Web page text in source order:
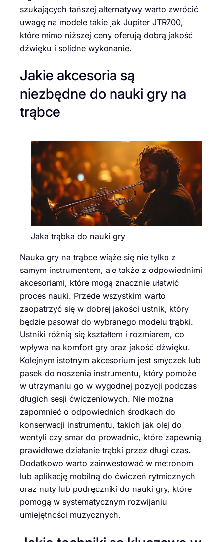
szukających tańszej alternatywy warto zwrócić
uwagę na modele takie jak Jupiter JTR700,
które mimo niższej ceny oferują dobrą jakość
dźwięku i solidne wykonanie.
Jakie akcesoria są
niezbędne do nauki gry na
trąbce
Jaka trąbka do nauki gry
Nauka gry na trąbce wiąże się nie tylko z
samym instrumentem, ale także z odpowiednimi
akcesoriami, które mogą znacznie ułatwić
proces nauki. Przede wszystkim warto
zaopatrzyć się w dobrej jakości ustnik, który
będzie pasował do wybranego modelu trąbki.
Ustniki różnią się kształtem i rozmiarem, co
wpływa na komfort gry oraz jakość dźwięku.
Kolejnym istotnym akcesorium jest smyczek lub
pasek do noszenia instrumentu, który pomoże
w utrzymaniu go w wygodnej pozycji podczas
długich sesji ćwiczeniowych. Nie można
zapomnieć o odpowiednich środkach do
konserwacji instrumentu, takich jak olej do
wentyli czy smar do prowadnic, które zapewnią
prawidłowe działanie trąbki przez długi czas.
Dodatkowo warto zainwestować w metronom
lub aplikację mobilną do ćwiczeń rytmicznych
oraz nuty lub podręczniki do nauki gry, które
pomogą w systematycznym rozwijaniu
umiejętności muzycznych.